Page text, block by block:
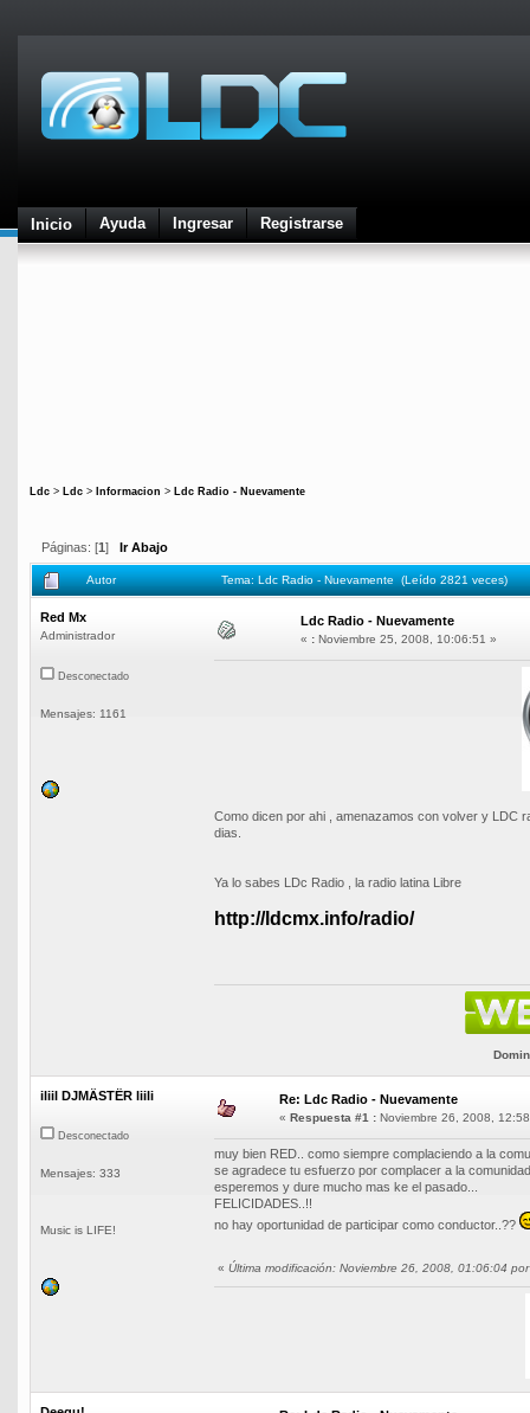
Inicio Ayuda Ingresar Registrarse
Ldc > Ldc > Informacion > Ldc Radio - Nuevamente
Páginas: [1 ] Ir Abajo
Autor Tema: Ldc Radio - Nuevamente (Leído 2821 veces)
Red Mx
Administrador
Desconectado
Mensajes: 1161
Ldc Radio - Nuevamente
« : Noviembre 25, 2008, 10:06:51 »
Como dicen por ahi , amenazamos con volver y LDC
dias.
Ya lo sabes LDc Radio , la radio latina Libre
http://ldcmx.info/radio/
iliil DJMÄSTËR liili
Desconectado
Mensajes: 333
Music is LIFE!
Re: Ldc Radio - Nuevamente
« Respuesta #1 : Noviembre 26, 2008,
muy bien RED.. como siempre complaciendo a la
se agradece tu esfuerzo por complacer a la
esperemos y dure mucho mas ke el pasado...
FELICIDADES..!!
no hay oportunidad de participar como conductor..??
« Última modificación: Noviembre 26, 2008, 01:06:04